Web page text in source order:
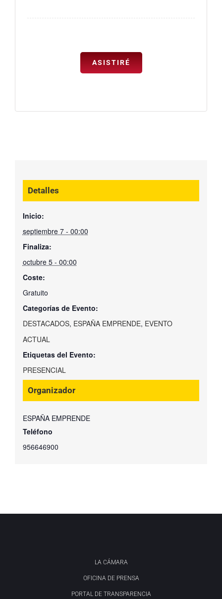
ASISTIRÉ
Detalles
Inicio:
septiembre 7 - 00:00
Finaliza:
octubre 5 - 00:00
Coste:
Gratuito
Categorías de Evento:
DESTACADOS, ESPAÑA EMPRENDE, EVENTO
ACTUAL
Etiquetas del Evento:
PRESENCIAL
Organizador
ESPAÑA EMPRENDE
Teléfono
956646900
LA CÁMARA
OFICINA DE PRENSA
PORTAL DE TRANSPARENCIA